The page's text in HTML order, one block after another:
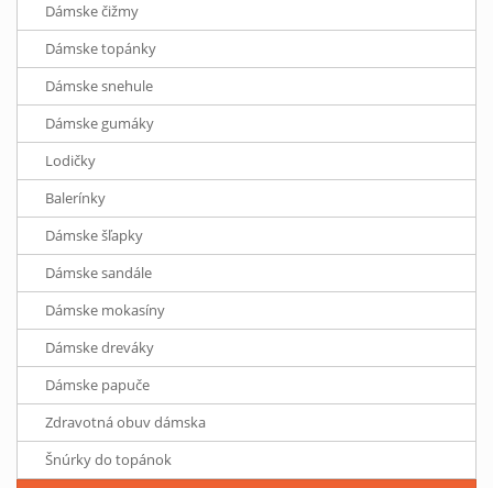
Dámske čižmy
Dámske topánky
Dámske snehule
Dámske gumáky
Lodičky
Balerínky
Dámske šľapky
Dámske sandále
Dámske mokasíny
Dámske dreváky
Dámske papuče
Zdravotná obuv dámska
Šnúrky do topánok